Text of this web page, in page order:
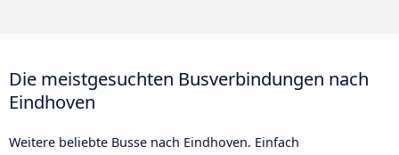
Die meistgesuchten Busverbindungen nach
Eindhoven
Weitere beliebte Busse nach Eindhoven. Einfach